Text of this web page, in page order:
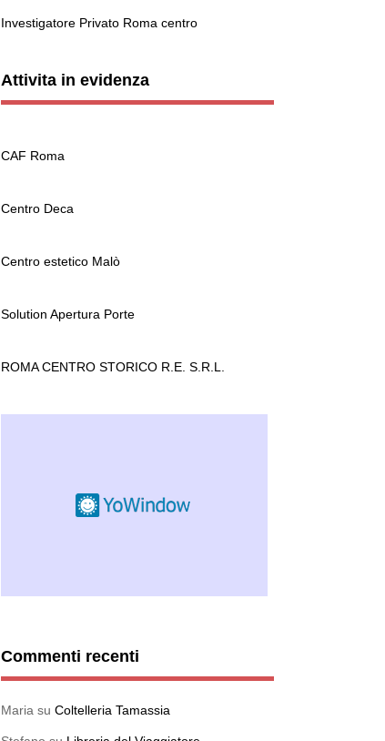
Investigatore Privato Roma centro
Attivita in evidenza
CAF Roma
Centro Deca
Centro estetico Malò
Solution Apertura Porte
ROMA CENTRO STORICO R.E. S.R.L.
Commenti recenti
Maria su Coltelleria Tamassia